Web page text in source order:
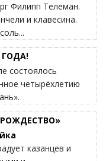
Филипп Телеман.
и клавесина.
состоялось
четырёхлетию
казанцев и